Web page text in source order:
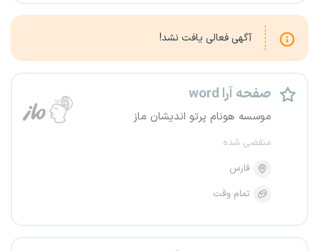
آگهی فعالی یافت نشد!
صفحه آرا word
موسسه هونام پرتو اندیشان ماز
منقضی شده
فارس
تمام وقت